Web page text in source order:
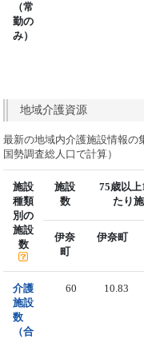
（常
勤の
み）
地域介護資源
最新の地域内介護施設情報の
国勢調査総人口で計算）
施設
種類
別の
施設
数
施設
数
75歳以
たり
伊奈
町
伊奈町
介護
施設
数
（合
60 10.83